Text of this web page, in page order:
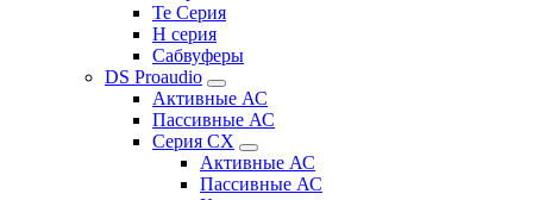
Te Серия
H серия
Сабвуферы
DS Proaudio
Активные АС
Пассивные АС
Серия CX
Активные АС
Пассивные АС